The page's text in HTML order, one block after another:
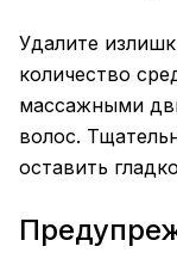
Удалите
количество
массажными
волос.
оставить